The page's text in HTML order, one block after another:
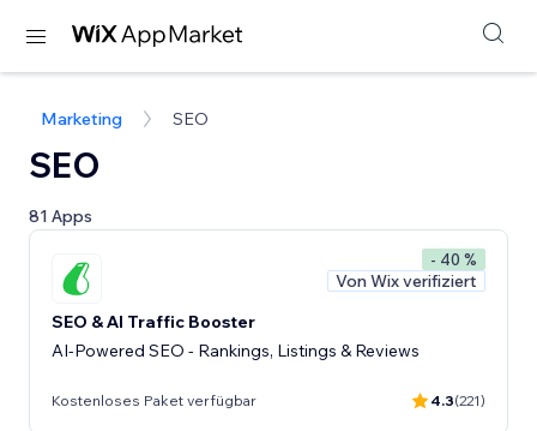
Marketing SEO
SEO
81 Apps
- 40 %
Von Wix verifiziert
SEO & AI Traffic Booster
AI-Powered SEO - Rankings, Listings & Reviews
Kostenloses Paket verfügbar 4.3(221)